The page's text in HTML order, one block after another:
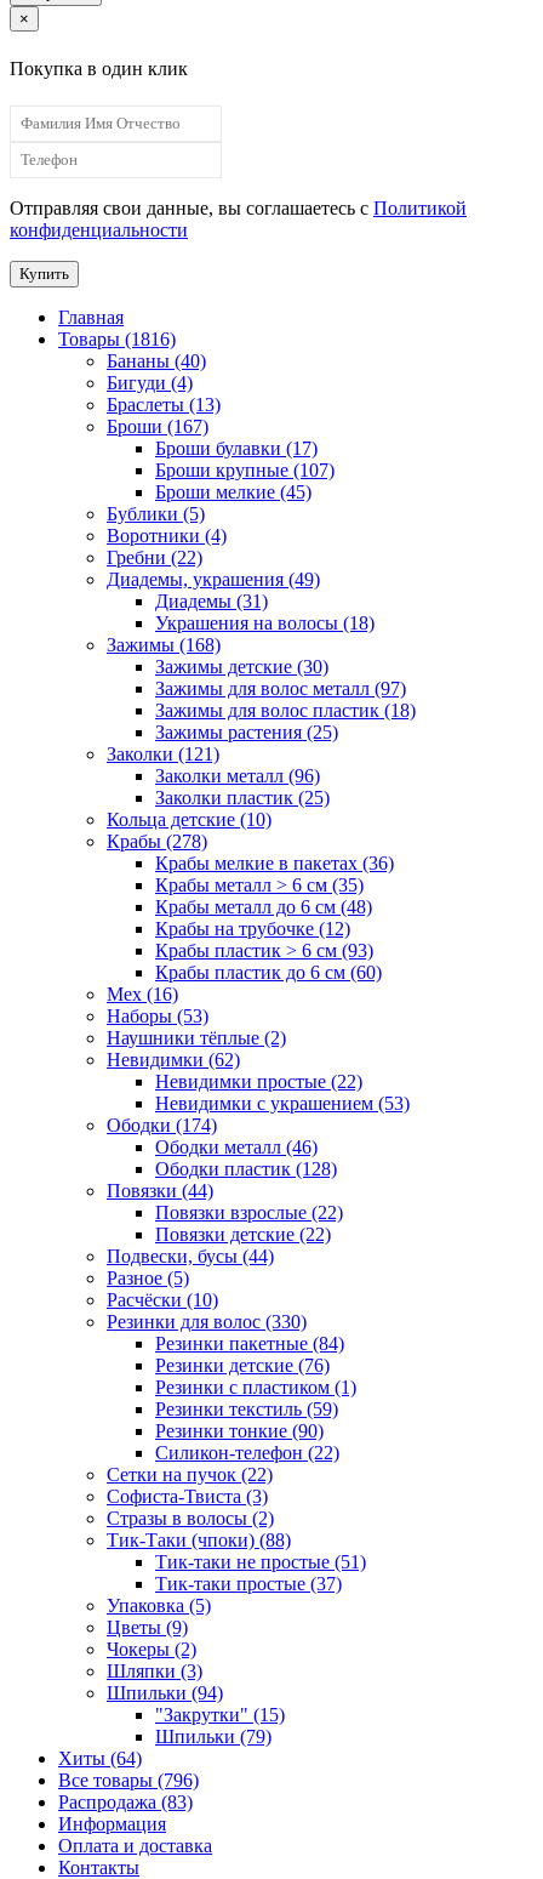
×
Покупка в один клик
Отправляя свои данные, вы соглашаетесь с Политикой
конфиденциальности
Купить
Главная
Товары (1816)
Бананы (40)
Бигуди (4)
Браслеты (13)
Броши (167)
Броши булавки (17)
Броши крупные (107)
Броши мелкие (45)
Бублики (5)
Воротники (4)
Гребни (22)
Диадемы, украшения (49)
Диадемы (31)
Украшения на волосы (18)
Зажимы (168)
Зажимы детские (30)
Зажимы для волос металл (97)
Зажимы для волос пластик (18)
Зажимы растения (25)
Заколки (121)
Заколки металл (96)
Заколки пластик (25)
Кольца детские (10)
Крабы (278)
Крабы мелкие в пакетах (36)
Крабы металл > 6 см (35)
Крабы металл до 6 см (48)
Крабы на трубочке (12)
Крабы пластик > 6 см (93)
Крабы пластик до 6 см (60)
Мех (16)
Наборы (53)
Наушники тёплые (2)
Невидимки (62)
Невидимки простые (22)
Невидимки с украшением (53)
Ободки (174)
Ободки металл (46)
Ободки пластик (128)
Повязки (44)
Повязки взрослые (22)
Повязки детские (22)
Подвески, бусы (44)
Разное (5)
Расчёски (10)
Резинки для волос (330)
Резинки пакетные (84)
Резинки детские (76)
Резинки с пластиком (1)
Резинки текстиль (59)
Резинки тонкие (90)
Силикон-телефон (22)
Сетки на пучок (22)
Софиста-Твиста (3)
Стразы в волосы (2)
Тик-Таки (чпоки) (88)
Тик-таки не простые (51)
Тик-таки простые (37)
Упаковка (5)
Цветы (9)
Чокеры (2)
Шляпки (3)
Шпильки (94)
"Закрутки" (15)
Шпильки (79)
Хиты (64)
Все товары (796)
Распродажа (83)
Информация
Оплата и доставка
Контакты